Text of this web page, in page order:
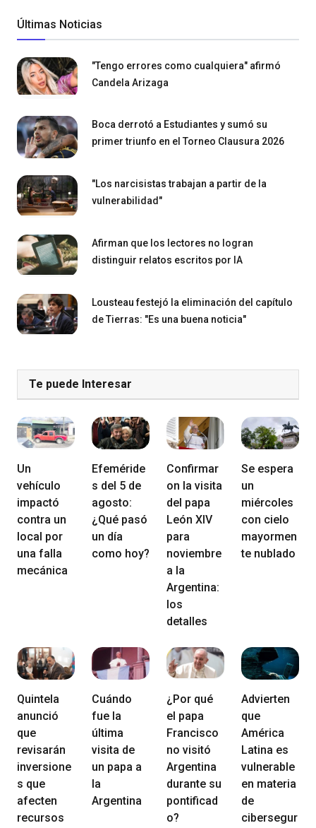
Últimas Noticias
"Tengo errores como cualquiera" afirmó
Candela Arizaga
Boca derrotó a Estudiantes y sumó su
primer triunfo en el Torneo Clausura 2026
"Los narcisistas trabajan a partir de la
vulnerabilidad"
Afirman que los lectores no logran
distinguir relatos escritos por IA
Lousteau festejó la eliminación del capítulo
de Tierras: "Es una buena noticia"
Te puede Interesar
Un
vehículo
impactó
contra un
local por
una falla
mecánica
Efeméride
s del 5 de
agosto:
¿Qué pasó
un día
como hoy?
Confirmar
on la visita
del papa
León XIV
para
noviembre
a la
Argentina:
los
detalles
Se espera
un
miércoles
con cielo
mayormen
te nublado
Quintela
anunció
que
revisarán
inversione
s que
afecten
recursos
Cuándo
fue la
última
visita de
un papa a
la
Argentina
¿Por qué
el papa
Francisco
no visitó
Argentina
durante su
pontificad
o?
Advierten
que
América
Latina es
vulnerable
en materia
de
cibersegur